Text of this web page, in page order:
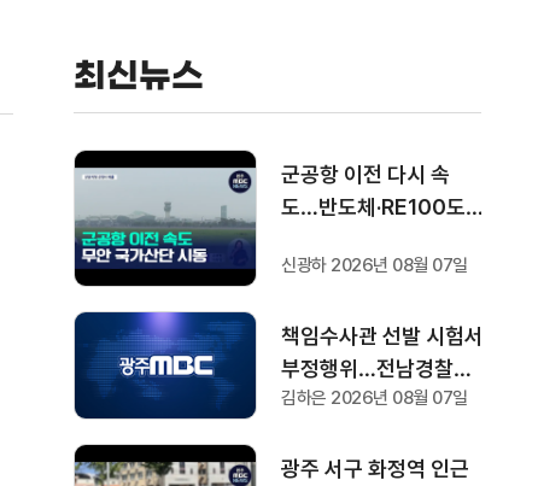
최신뉴스
군공항 이전 다시 속
도…반도체·RE100도
신광하 2026년 08월 07일
책임수사관 선발 시험서
부정행위…전남경찰청
"감찰 착수"
김하은 2026년 08월 07일
광주 서구 화정역 인근